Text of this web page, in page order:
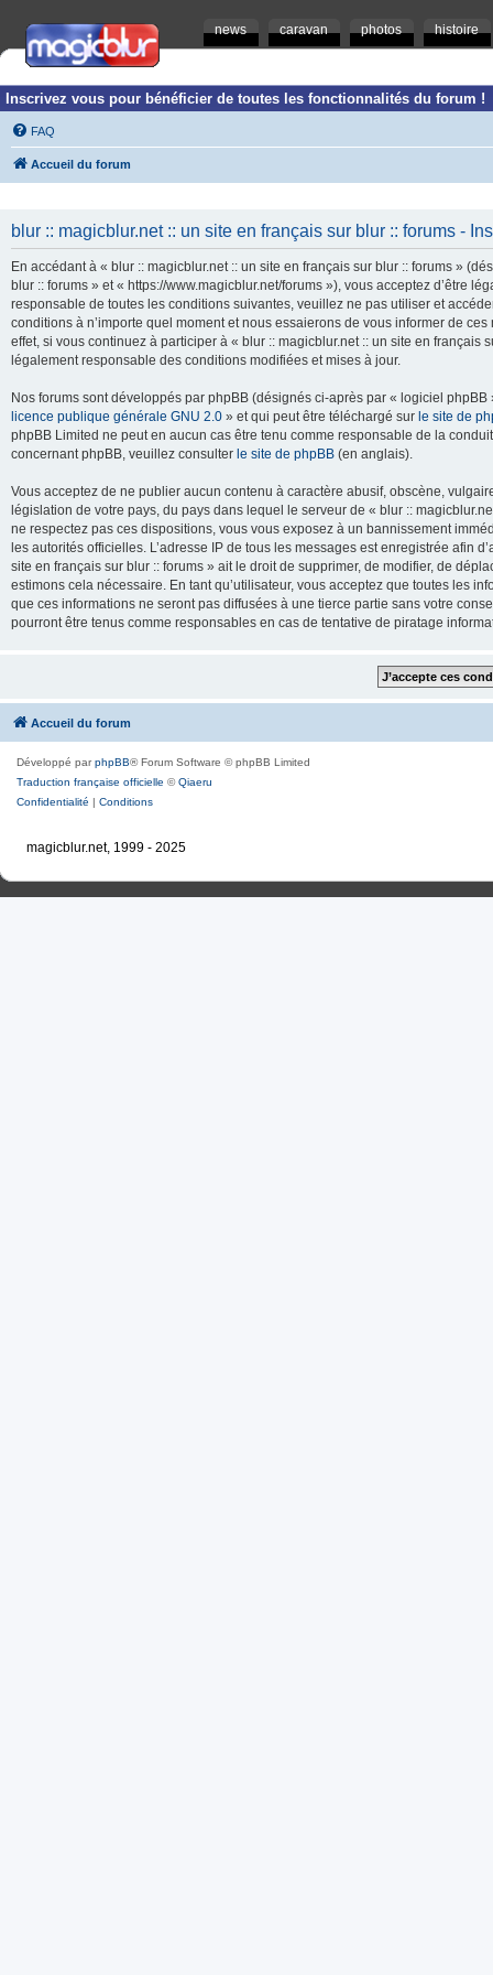
news caravan photos histoire
Inscrivez vous pour bénéficier de toutes les fonctionnalités du forum !
FAQ
Accueil du forum
blur :: magicblur.net :: un site en français sur blur :: forums -
En accédant à « blur :: magicblur.net :: un site en français sur blur :: forums »
blur :: forums » et « https://www.magicblur.net/forums »), vous acceptez d’être
responsable de toutes les conditions suivantes, veuillez ne pas utiliser et
conditions à n’importe quel moment et nous essaierons de vous informer de
effet, si vous continuez à participer à « blur :: magicblur.net :: un site en
légalement responsable des conditions modifiées et mises à jour.
Nos forums sont développés par phpBB (désignés ci-après par « logiciel
licence publique générale GNU 2.0 » et qui peut être téléchargé sur le site de
phpBB Limited ne peut en aucun cas être tenu comme responsable de la
concernant phpBB, veuillez consulter le site de phpBB (en anglais).
Vous acceptez de ne publier aucun contenu à caractère abusif, obscène,
législation de votre pays, du pays dans lequel le serveur de « blur ::
ne respectez pas ces dispositions, vous vous exposez à un bannissement
les autorités officielles. L’adresse IP de tous les messages est enregistrée afin
site en français sur blur :: forums » ait le droit de supprimer, de modifier, de
estimons cela nécessaire. En tant qu’utilisateur, vous acceptez que toutes les
que ces informations ne seront pas diffusées à une tierce partie sans votre
pourront être tenus comme responsables en cas de tentative de piratage
Accueil du forum
Développé parphpBB® Forum Software © phpBB Limited
Traduction française officielle ©Qiaeru
Confidentialité | Conditions
magicblur.net, 1999 - 2025